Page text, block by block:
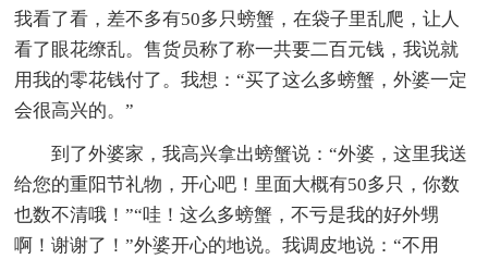
我看了看，差不多有50多只螃蟹，在袋子里乱爬，让人
看了眼花缭乱。售货员称了称一共要二百元钱，我说就
用我的零花钱付了。我想：“买了这么多螃蟹，外婆一定
会很高兴的。”
到了外婆家，我高兴拿出螃蟹说：“外婆，这里我送
给您的重阳节礼物，开心吧！里面大概有50多只，你数
也数不清哦！”“哇！这么多螃蟹，不亏是我的好外甥
啊！谢谢了！”外婆开心的地说。我调皮地说：“不用